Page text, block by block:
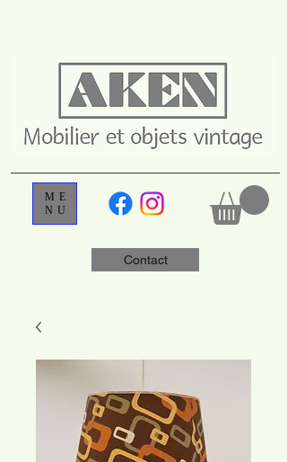
Contact
ME
NU